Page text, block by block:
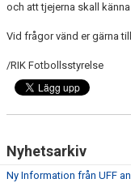
och att tjejerna skall
Vid frågor vänd er gärna
/RIK Fotbollsstyrelse
Nyhetsarkiv
Ny Information från UFF